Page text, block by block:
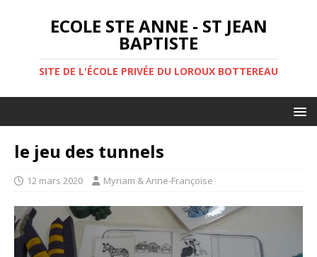
ECOLE STE ANNE - ST JEAN
BAPTISTE
SITE DE L'ÉCOLE PRIVÉE DU LOROUX BOTTEREAU
le jeu des tunnels
12 mars 2020 Myriam & Anne-Françoise